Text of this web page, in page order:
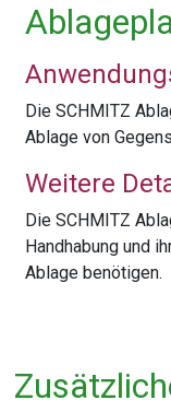
Die SCHMITZ
Ablage von
Weitere
Die SCHMITZ
Handhabung und
Ablage benötigen.